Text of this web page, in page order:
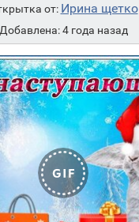
от: Ирина щетко
Добавлена: 4 года назад